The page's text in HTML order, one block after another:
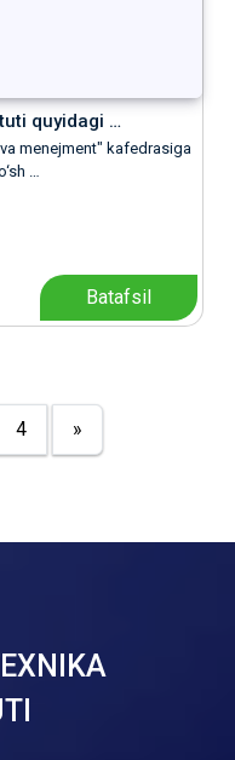
quyidagi …
menejment" kafedrasiga
…
Batafsil
4 »